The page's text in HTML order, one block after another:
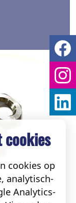
cookies
cookies op
analytisch-
Analytics-